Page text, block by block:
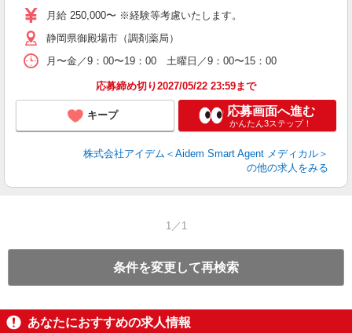
月給 250,000〜 ※経験等考慮いたします。
静岡県御殿場市（調剤薬局）
月〜金／9：00〜19：00 土曜日／9：00〜15：00
応募締め切り2027/05/22 23:59まで
キープ 応募画面へ進む
かんたん3ステップ！
株式会社アイデム＜Aidem Smart Agent メディカル＞
の他の求人をみる
1／1
条件を変更して再検索
あなたにおすすめの求人情報